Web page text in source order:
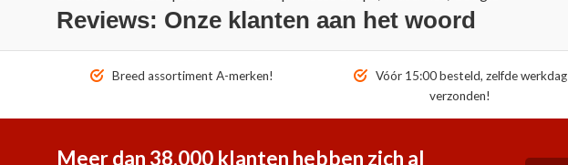
Reviews: Onze klanten aan het woord
Breed assortiment A-merken!
Vóór 15:00 besteld, zelfde werkdag
verzonden!
Meer dan 38.000 klanten hebben zich al